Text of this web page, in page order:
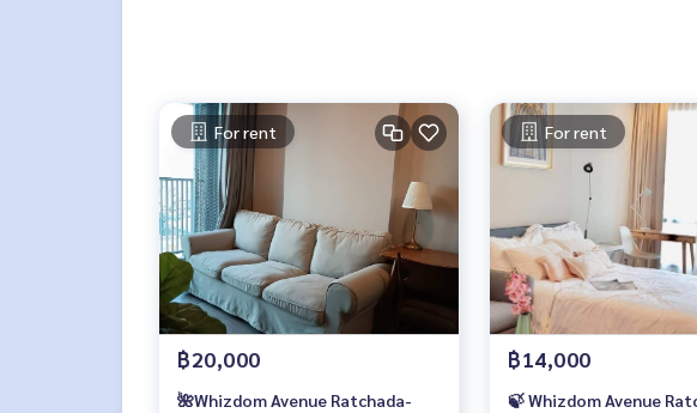
🥰 Contact
Line : @therealproperty
Wechat : TheRealP
WhatsApp :+66 82 269 6289
Tel092-628-9945Baimint
Call082-269-6289Mo for EN/TH
For rent
฿20,000
🌺Whizdom Avenue Ratchada-
For rent
฿14,000
🍃 Whizdom Avenue